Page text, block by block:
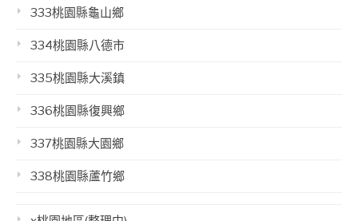
333桃園縣龜山鄉
334桃園縣八德市
335桃園縣大溪鎮
336桃園縣復興鄉
337桃園縣大園鄉
338桃園縣蘆竹鄉